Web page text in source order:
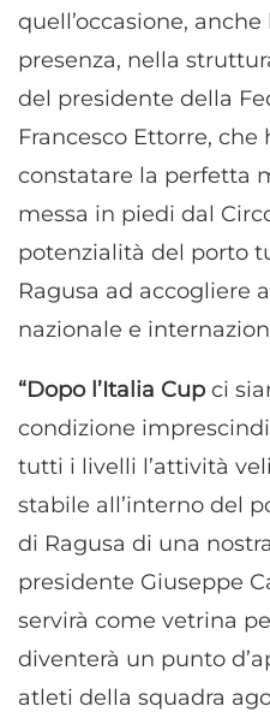
quell’occasione,
presenza, nella
del presidente della
Francesco Ettorre,
constatare la perfetta
messa in piedi dal
potenzialità del porto
Ragusa ad accogliere
nazionale e
“Dopo l’Italia Cup ci
condizione
tutti i livelli l’attività
stabile all’interno del
di Ragusa di una
presidente Giuseppe
servirà come vetrina
diventerà un punto
atleti della squadra